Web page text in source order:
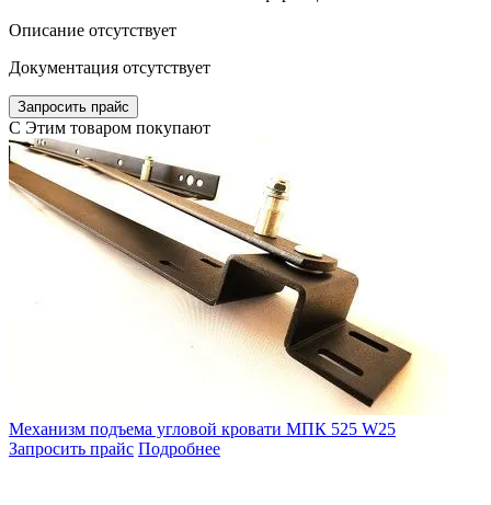
Описание отсутствует
Документация отсутствует
Запросить прайс
C Этим товаром покупают
Механизм подъема угловой кровати МПК 525 W25
Запросить прайс Подробнее